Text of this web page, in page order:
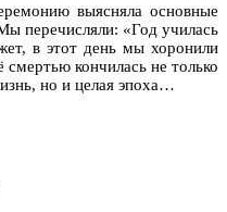
выясняла основные
перечисляли: «Год училась
в этот день мы хоронили
кончилась не только
но и целая эпоха…